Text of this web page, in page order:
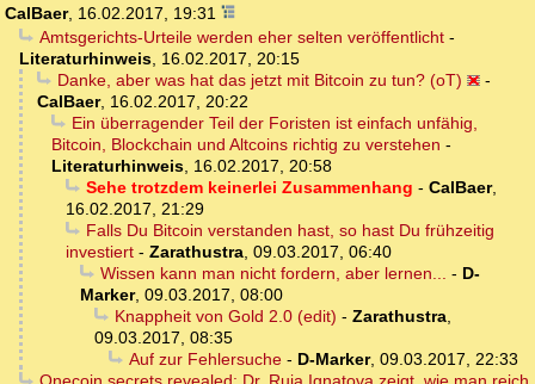
CalBaer, 16.02.2017, 19:31
Amtsgerichts-Urteile werden eher selten veröffentlicht-
Literaturhinweis, 16.02.2017, 20:15
Danke, aber was hat das jetzt mit Bitcoin zu tun? (oT)
-
CalBaer, 16.02.2017, 20:22
Ein überragender Teil der Foristen ist einfach unfähig,
Bitcoin, Blockchain und Altcoins richtig zu verstehen -
Literaturhinweis, 16.02.2017, 20:58
Sehe trotzdem keinerlei Zusammenhang - CalBaer,
16.02.2017, 21:29
Falls Du Bitcoin verstanden hast, so hast Du frühzeitig
investiert - Zarathustra, 09.03.2017, 06:40
Wissen kann man nicht fordern, aber lernen... - D-
Marker, 09.03.2017, 08:00
Knappheit von Gold 2.0 (edit) - Zarathustra,
09.03.2017, 08:35
Auf zur Fehlersuche- D-Marker, 09.03.2017, 22:33